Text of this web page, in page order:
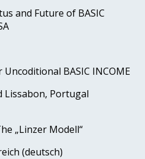
and Future of BASIC
BASIC INCOME
Lissabon, Portugal
„Linzer Modell“
(deutsch)